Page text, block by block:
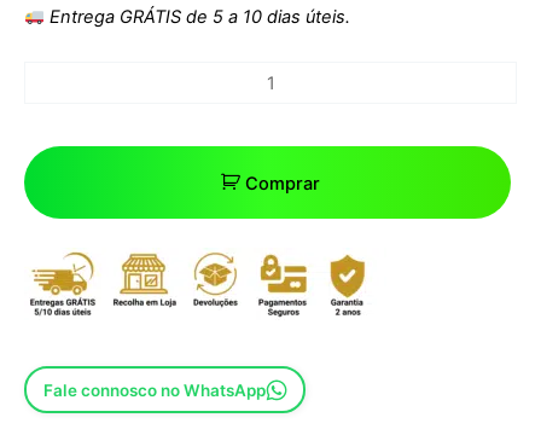
Entrega GRÁTIS de 5 a 10 dias úteis.
Comprar
Fale connosco no WhatsApp